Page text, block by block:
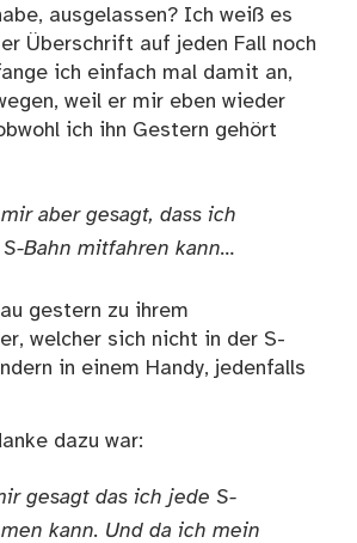
ausgelassen? Ich weiß es
Überschrift auf jeden Fall noch
ich einfach mal damit an,
weil er mir eben wieder
ich ihn Gestern gehört
aber gesagt, dass ich
Bahn mitfahren kann…
gestern zu ihrem
welcher sich nicht in der S-
in einem Handy, jedenfalls
dazu war:
gesagt das ich jede S-
kann. Und da ich mein